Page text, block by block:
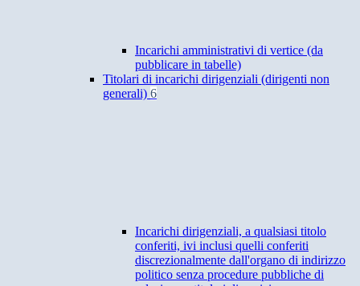
Incarichi amministrativi di vertice (da
pubblicare in tabelle)
Titolari di incarichi dirigenziali (dirigenti non
generali) 6
Incarichi dirigenziali, a qualsiasi titolo
conferiti, ivi inclusi quelli conferiti
discrezionalmente dall'organo di indirizzo
politico senza procedure pubbliche di